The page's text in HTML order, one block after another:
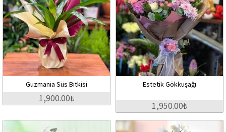
Guzmania Süs Bitkisi
1,900.00₺
Estetik Gökkuşağı
1,950.00₺